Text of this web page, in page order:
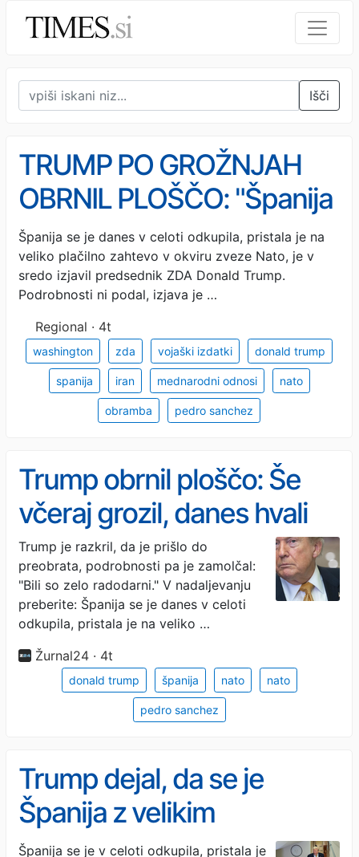
Išči
TRUMP PO GROŽNJAH
OBRNIL PLOŠČO: "Španija
se je odkupila, danes je
bila zelo radodarna"
Španija se je danes v celoti odkupila, pristala je na
veliko plačilno zahtevo v okviru zveze Nato, je v
sredo izjavil predsednik ZDA Donald Trump.
Podrobnosti ni podal, izjava je …
Regional · 4t
washington zda vojaški izdatki donald trump
spanija iran mednarodni odnosi nato
obramba pedro sanchez
Trump obrnil ploščo: Še
včeraj grozil, danes hvali
Trump je razkril, da je prišlo do
preobrata, podrobnosti pa je zamolčal:
"Bili so zelo radodarni." V nadaljevanju
preberite: Španija se je danes v celoti
odkupila, pristala je na veliko …
Žurnal24 · 4t
donald trump španija nato nato
pedro sanchez
Trump dejal, da se je
Španija z velikim
prispevkom v Nato "v
Španija se je v celoti odkupila, pristala je